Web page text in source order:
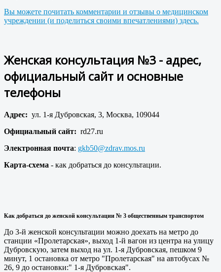
Вы можете почитать комментарии и отзывы о медицинском
учреждении (и поделиться своими впечатлениями) здесь.
Женская консультация №3 - адрес,
официальный сайт и основные
телефоны
Адрес: ул. 1-я Дубровская, 3, Москва, 109044
Официальный сайт: rd27.ru
Электронная почта: gkb50@zdrav.mos.ru
Карта-схема - как добраться до консультации.
Как добраться до женской консультации № 3 общественным транспортом
До 3-й женской консультации можно доехать на метро до
станции «Пролетарская», выход 1-й вагон из центра на улицу
Дубровскую, затем выход на ул. 1-я Дубровская, пешком 9
минут, 1 остановка от метро "Пролетарская" на автобусах №
26, 9 до остановки:" 1-я Дубровская".